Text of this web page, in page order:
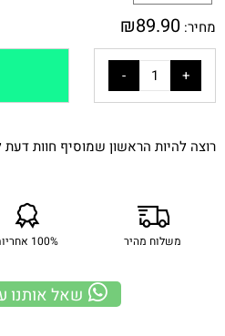
מחיר:
₪89.90
רוצה להיות הראשון שמוסיף חוות דעת
משלוח מהיר 100% אחריות
שאל אותנו